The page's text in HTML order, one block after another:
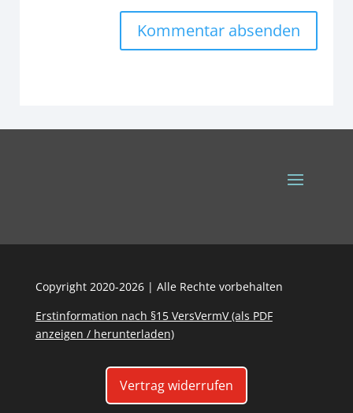
Copyright 2020-2026 | Alle Rechte vorbehalten
Erstinformation nach §15 VersVermV (als PDF
anzeigen / herunterladen)
Vertrag widerrufen